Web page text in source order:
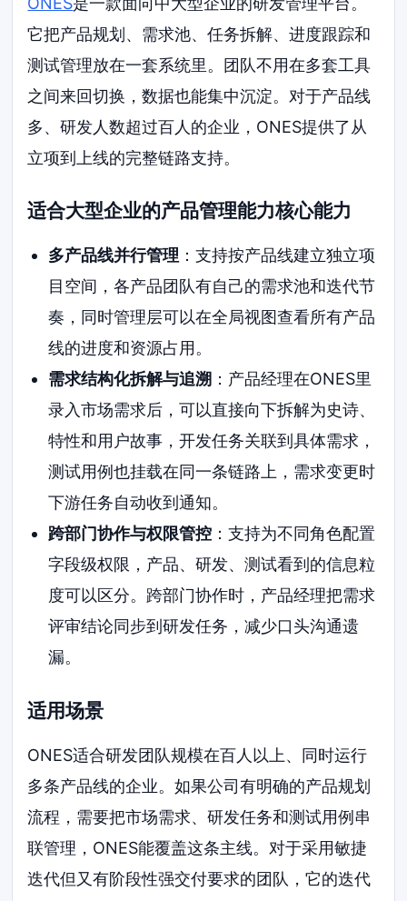
它把产品规划、需求池、任务拆解、进度跟踪和
测试管理放在一套系统里。团队不用在多套工具
之间来回切换，数据也能集中沉淀。对于产品线
多、研发人数超过百人的企业，ONES提供了从
立项到上线的完整链路支持。
适合大型企业的产品管理能力核心能力
多产品线并行管理 ：支持按产品线建立独立项
目空间，各产品团队有自己的需求池和迭代节
奏，同时管理层可以在全局视图查看所有产品
线的进度和资源占用。
需求结构化拆解与追溯 ：产品经理在ONES里
录入市场需求后，可以直接向下拆解为史诗、
特性和用户故事，开发任务关联到具体需求，
测试用例也挂载在同一条链路上，需求变更时
下游任务自动收到通知。
跨部门协作与权限管控：支持为不同角色配置
字段级权限，产品、研发、测试看到的信息粒
度可以区分。跨部门协作时，产品经理把需求
评审结论同步到研发任务，减少口头沟通遗
漏。
适用场景
ONES适合研发团队规模在百人以上、同时运行
多条产品线的企业。如果公司有明确的产品规划
流程，需要把市场需求、研发任务和测试用例串
联管理，ONES能覆盖这条主线。对于采用敏捷
迭代但又有阶段性强交付要求的团队，它的迭代